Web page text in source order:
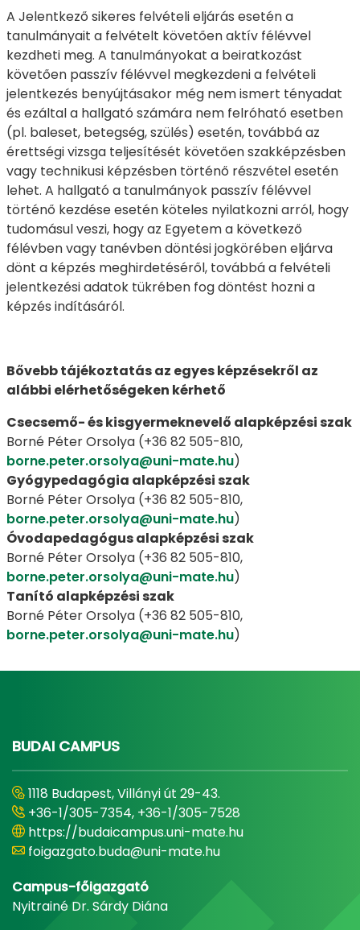
A Jelentkező sikeres felvételi eljárás esetén a
tanulmányait a felvételt követően aktív félévvel
kezdheti meg. A tanulmányokat a beiratkozást
követően passzív félévvel megkezdeni a felvételi
jelentkezés benyújtásakor még nem ismert tényadat
és ezáltal a hallgató számára nem felróható esetben
(pl. baleset, betegség, szülés) esetén, továbbá az
érettségi vizsga teljesítését követően szakképzésben
vagy technikusi képzésben történő részvétel esetén
lehet. A hallgató a tanulmányok passzív félévvel
történő kezdése esetén köteles nyilatkozni arról, hogy
tudomásul veszi, hogy az Egyetem a következő
félévben vagy tanévben döntési jogkörében eljárva
dönt a képzés meghirdetéséről, továbbá a felvételi
jelentkezési adatok tükrében fog döntést hozni a
képzés indításáról.
Bővebb tájékoztatás az egyes képzésekről az
alábbi elérhetőségeken kérhető
Csecsemő- és kisgyermeknevelő alapképzési szak
Borné Péter Orsolya (+36 82 505-810,
borne.peter.orsolya@uni-mate.hu)
Gyógypedagógia alapképzési szak
Borné Péter Orsolya (+36 82 505-810,
borne.peter.orsolya@uni-mate.hu)
Óvodapedagógus alapképzési szak
Borné Péter Orsolya (+36 82 505-810,
borne.peter.orsolya@uni-mate.hu)
Tanító alapképzési szak
Borné Péter Orsolya (+36 82 505-810,
borne.peter.orsolya@uni-mate.hu)
BUDAI CAMPUS
1118 Budapest, Villányi út 29-43.
+36-1/305-7354, +36-1/305-7528
https://budaicampus.uni-mate.hu
foigazgato.buda@uni-mate.hu
Campus-főigazgató
Nyitrainé Dr. Sárdy Diána